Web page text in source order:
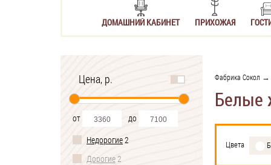
ДОМАШНИЙ КАБИНЕТ ПРИХОЖАЯ
Цена, р.
от
до
Недорогие2
Дорогие2
Фабрика Сокол →
Белые
Цвета